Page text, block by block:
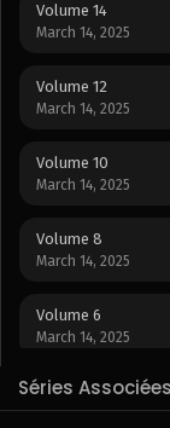
Volume 14
March 14, 2025
Volume 12
March 14, 2025
Volume 10
March 14, 2025
Volume 8
March 14, 2025
Volume 6
March 14, 2025
Volume 4
March 14, 2025
Séries Associées